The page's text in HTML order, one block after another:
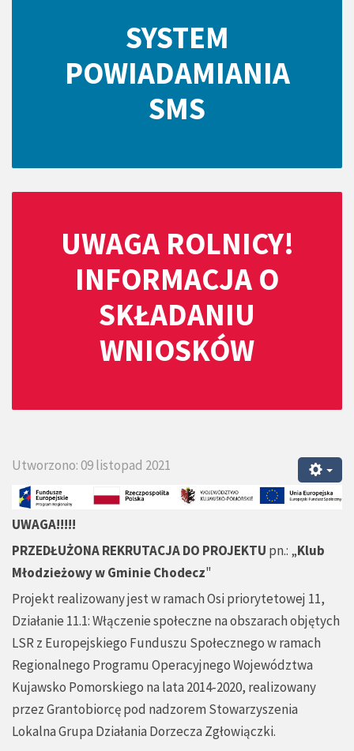
SYSTEM
POWIADAMIANIA
SMS
UWAGA ROLNICY!
INFORMACJA O
SKŁADANIU
WNIOSKÓW
Utworzono: 09 listopad 2021
UWAGA!!!!!
PRZEDŁUŻONA REKRUTACJA DO PROJEKTU pn.: „Klub
Młodzieżowy w Gminie Chodecz"
Projekt realizowany jest w ramach Osi priorytetowej 11,
Działanie 11.1: Włączenie społeczne na obszarach objętych
LSR z Europejskiego Funduszu Społecznego w ramach
Regionalnego Programu Operacyjnego Województwa
Kujawsko Pomorskiego na lata 2014-2020, realizowany
przez Grantobiorcę pod nadzorem Stowarzyszenia
Lokalna Grupa Działania Dorzecza Zgłowiączki.